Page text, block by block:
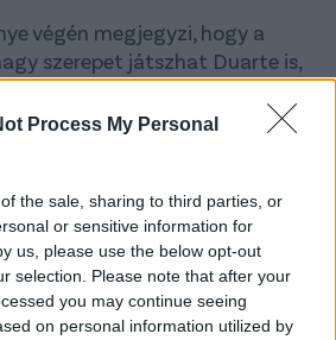
Process My Personal
the sale, sharing to third parties, or
or sensitive information for
us, please use the below opt-out
selection. Please note that after your
you may continue seeing
on personal information utilized by
végén megjegyzi, hogy a
szerepet játszhat Duarte is,
pályára.